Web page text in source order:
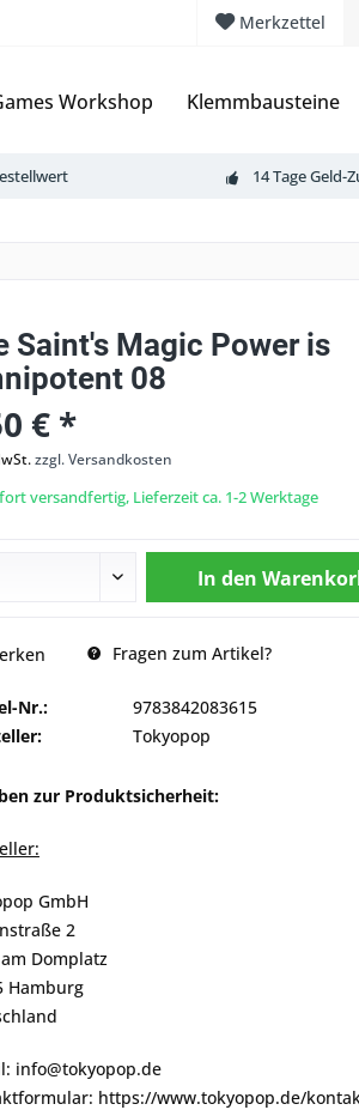
Merkzettel
Workshop Klemmbausteine
14 Tage Geld-
Saint's Magic Power is
08
€ *
zzgl. Versandkosten
versandfertig, Lieferzeit ca. 1-2 Werktage
In den
Fragen zum Artikel?
Nr.:
9783842083615
Tokyopop
zur Produktsicherheit:
GmbH
2
Domplatz
Hamburg
info@tokyopop.de
https://www.tokyopop.de/